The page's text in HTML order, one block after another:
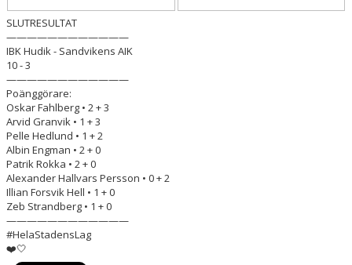
SLUTRESULTAT
————————————
IBK Hudik - Sandvikens AIK
10 - 3
————————————
Poänggörare:
Oskar Fahlberg • 2 + 3
Arvid Granvik • 1 + 3
Pelle Hedlund • 1 + 2
Albin Engman • 2 + 0
Patrik Rokka • 2 + 0
Alexander Hallvars Persson • 0 + 2
Illian Forsvik Hell • 1 + 0
Zeb Strandberg • 1 + 0
————————————
#HelaStadensLag
❤️🤍